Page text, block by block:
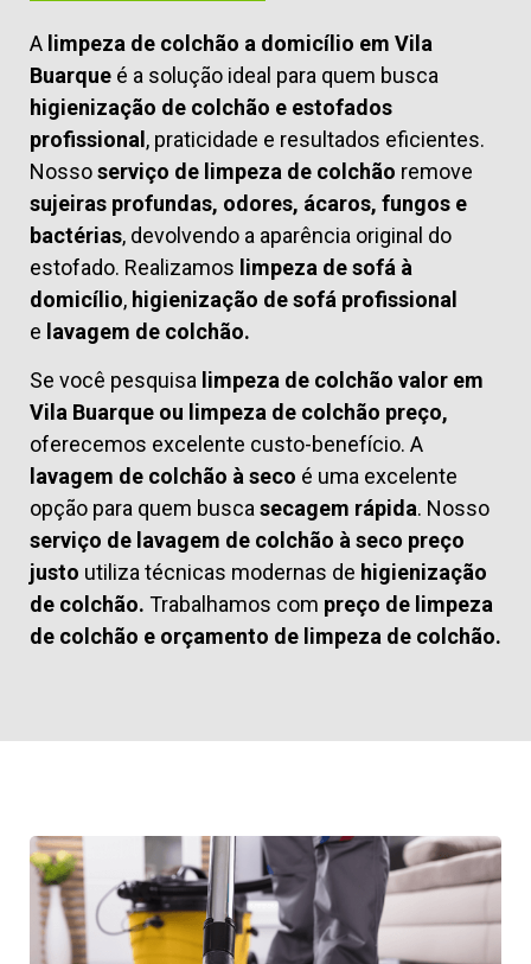
A limpeza de colchão a domicílio em Vila
Buarque é a solução ideal para quem busca
higienização de colchão e estofados
profissional, praticidade e resultados eficientes.
Nossoserviço de limpeza de colchão remove
sujeiras profundas, odores, ácaros, fungos e
bactérias, devolvendo a aparência original do
estofado. Realizamos limpeza de sofá à
domicílio, higienização de sofá profissional
e lavagem de colchão.
Se você pesquisa limpeza de colchão valor em
Vila Buarque ou limpeza de colchão preço,
oferecemos excelente custo-benefício. A
lavagem de colchão à seco é uma excelente
opção para quem busca secagem rápida. Nosso
serviço de lavagem de colchão à seco preço
justo utiliza técnicas modernas de higienização
de colchão. Trabalhamos com preço de limpeza
de colchão e orçamento de limpeza de colchão.